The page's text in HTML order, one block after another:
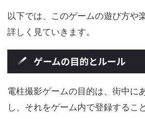
以下では、このゲームの遊び方や
詳しく見ていきます。
ゲームの目的とルール
電柱撮影ゲームの目的は、街中に
し、それをゲーム内で登録するこ